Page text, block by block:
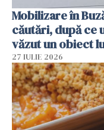
Mobilizare în
căutări, după ce
văzut un obiect
27 IULIE 2026